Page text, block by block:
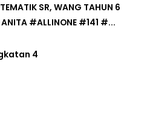
SR, WANG TAHUN 6
ANITA #ALLINONE #141 #...
4